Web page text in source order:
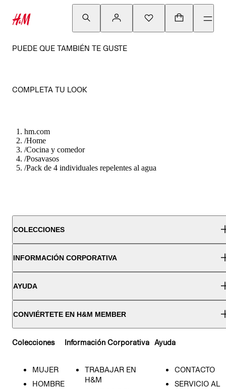
PUEDE QUE TAMBIÉN TE GUSTE
COMPLETA TU LOOK
hm.com
/Home
/Cocina y comedor
/Posavasos
/Pack de 4 individuales repelentes al agua
COLECCIONES
INFORMACIÓN CORPORATIVA
AYUDA
CONVIÉRTETE EN H&M MEMBER
Colecciones
MUJER
HOMBRE
Información Corporativa
TRABAJAR EN
H&M
Ayuda
CONTACTO
SERVICIO AL